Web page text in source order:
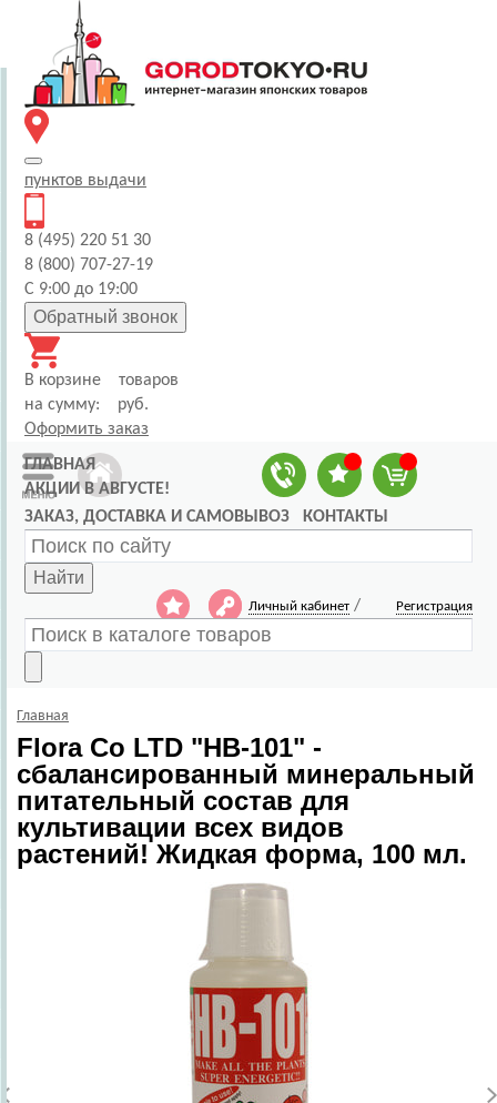
пунктов выдачи
8 (495) 220 51 30
8 (800) 707-27-19
С 9:00 до 19:00
Обратный звонок
В корзине
товаров
на сумму:
руб.
Оформить заказ
ГЛАВНАЯ
АКЦИИ В АВГУСТЕ!
ЗАКАЗ, ДОСТАВКА И САМОВЫВОЗ
КОНТАКТЫ
Найти
Личный кабинет / Регистрация
Главная
Flora Co LTD "HB-101" -
сбалансированный минеральный
питательный состав для
культивации всех видов
растений! Жидкая форма, 100 мл.